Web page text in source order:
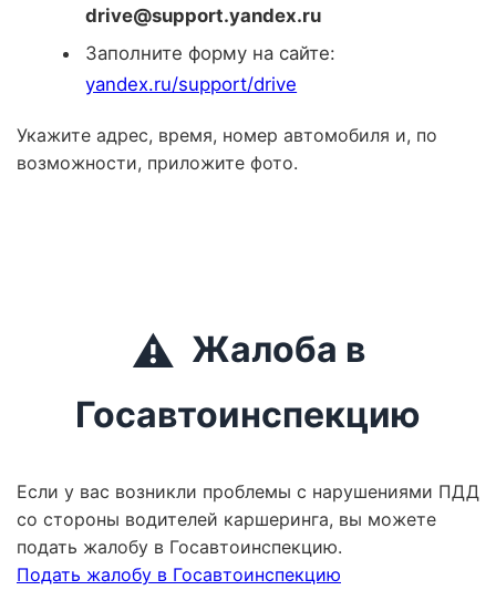
drive@support.yandex.ru
Заполните форму на сайте:
yandex.ru/support/drive
Укажите адрес, время, номер автомобиля и, по
возможности, приложите фото.
⚠️ Жалоба в
Госавтоинспекцию
Если у вас возникли проблемы с нарушениями ПДД
со стороны водителей каршеринга, вы можете
подать жалобу в Госавтоинспекцию.
Подать жалобу в Госавтоинспекцию